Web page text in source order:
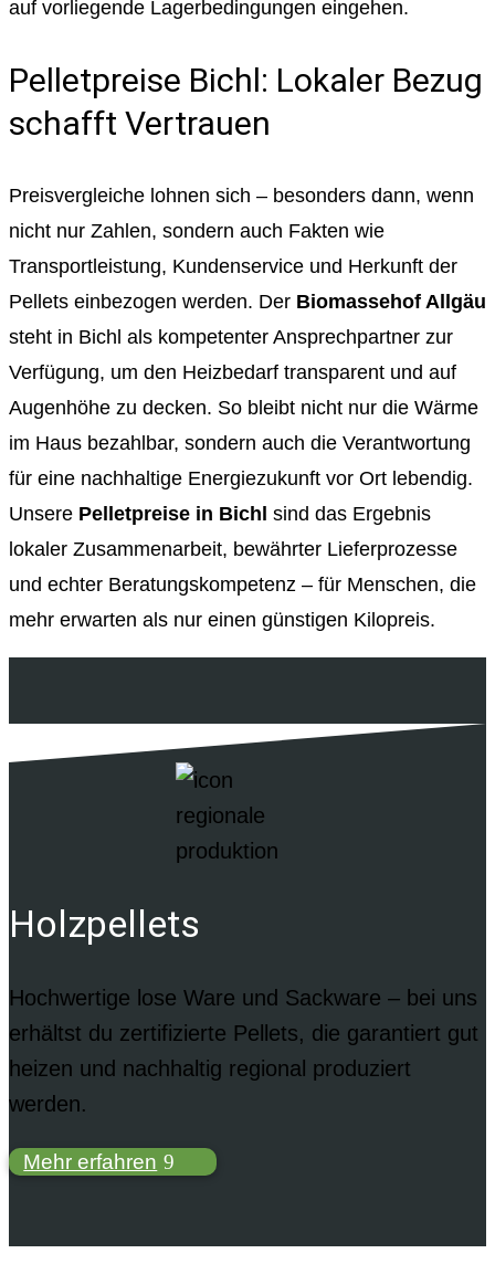
auf vorliegende Lagerbedingungen eingehen.
Pelletpreise Bichl: Lokaler Bezug
schafft Vertrauen
Preisvergleiche lohnen sich – besonders dann, wenn
nicht nur Zahlen, sondern auch Fakten wie
Transportleistung, Kundenservice und Herkunft der
Pellets einbezogen werden. Der Biomassehof Allgäu
steht in Bichl als kompetenter Ansprechpartner zur
Verfügung, um den Heizbedarf transparent und auf
Augenhöhe zu decken. So bleibt nicht nur die Wärme
im Haus bezahlbar, sondern auch die Verantwortung
für eine nachhaltige Energiezukunft vor Ort lebendig.
Unsere Pelletpreise in Bichl sind das Ergebnis
lokaler Zusammenarbeit, bewährter Lieferprozesse
und echter Beratungskompetenz – für Menschen, die
mehr erwarten als nur einen günstigen Kilopreis.
Holzpellets
Hochwertige lose Ware und Sackware – bei uns
erhältst du zertifizierte Pellets, die garantiert gut
heizen und nachhaltig regional produziert
werden.
Mehr erfahren